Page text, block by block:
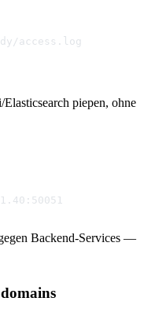
access.log
piepen, ohne
Backend-Services —